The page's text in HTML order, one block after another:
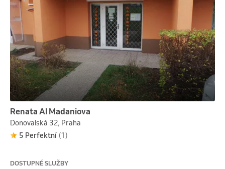
Renata Al Madaniova
Donovalská 32, Praha
5 Perfektní (1)
DOSTUPNÉ SLUŽBY